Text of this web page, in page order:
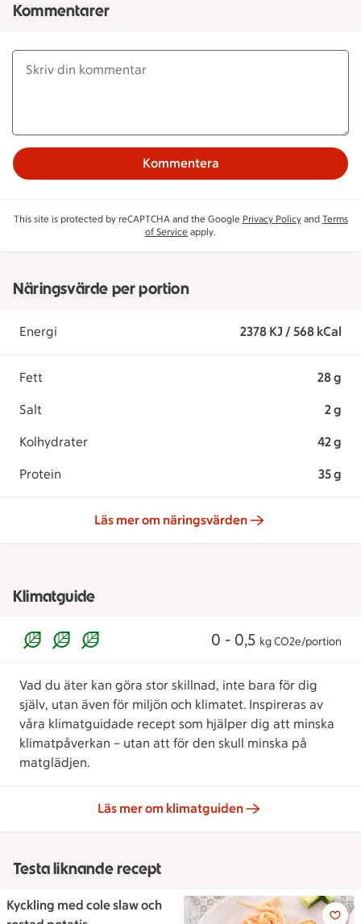
Kommentarer
Kommentera
This site is protected by reCAPTCHA and the Google Privacy Policyand Terms
of Service apply.
Näringsvärde per portion
Energi 2378 KJ / 568 kCal
Fett 28 g
Salt 2 g
Kolhydrater 42 g
Protein 35 g
Läs mer om näringsvärden
Klimatguide
0 - 0,5 kg CO2e/portion
Vad du äter kan göra stor skillnad, inte bara för dig
själv, utan även för miljön och klimatet. Inspireras av
våra klimatguidade recept som hjälper dig att minska
klimatpåverkan – utan att för den skull minska på
matglädjen.
Läs mer om klimatguiden
Testa liknande recept
Kyckling med cole slaw och
Kyckling med cole slaw och